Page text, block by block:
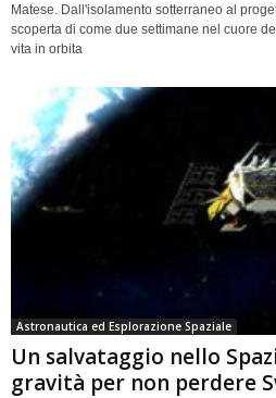
Matese. Dall'isolamento sotterraneo al
scoperta di come due settimane nel cuore
vita in orbita
Astronautica ed Esplorazione Spaziale
Un salvataggio nello
gravità per non perdere